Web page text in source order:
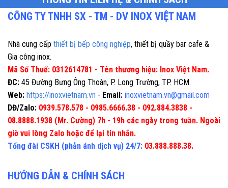
CÔNG TY TNHH SX - TM - DV INOX VIỆT NAM
Nhà cung cấp thiết bị bếp công nghiệp, thiết bị quầy bar cafe &
Gia công inox.
Mã Số Thuế: 0312614781 - Tên thương hiệu: Inox Việt Nam.
ĐC: 45 Đường Bưng Ông Thoàn, P. Long Trường, TP. HCM.
Web: https://inoxvietnam.vn - Email: inoxvietnam.vn@gmail.com
DĐ/Zalo: 0939.578.578 - 0985.6666.38 - 092.884.3838 -
08.8888.1938 (Mr. Cường) 7h - 19h các ngày trong tuần. Ngoài
giờ vui lòng Zalo hoặc để lại tin nhắn.
Tổng đài CSKH (phản ánh dịch vụ) 24/7: 03.888.888.38.
HƯỚNG DẪN & CHÍNH SÁCH